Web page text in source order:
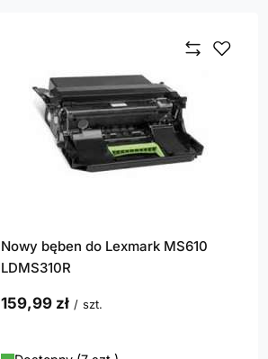
Nowy bęben do Lexmark MS610
LDMS310R
159,99 zł / szt.